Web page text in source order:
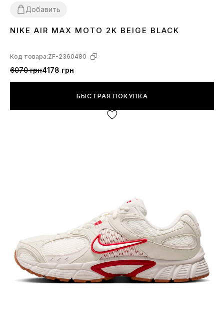
Добавить
4142 43
NIKE AIR MAX MOTO 2K BEIGE BLACK
Код товара:ZF-2360480
6070 грн4178 грн
БЫСТРАЯ ПОКУПКА